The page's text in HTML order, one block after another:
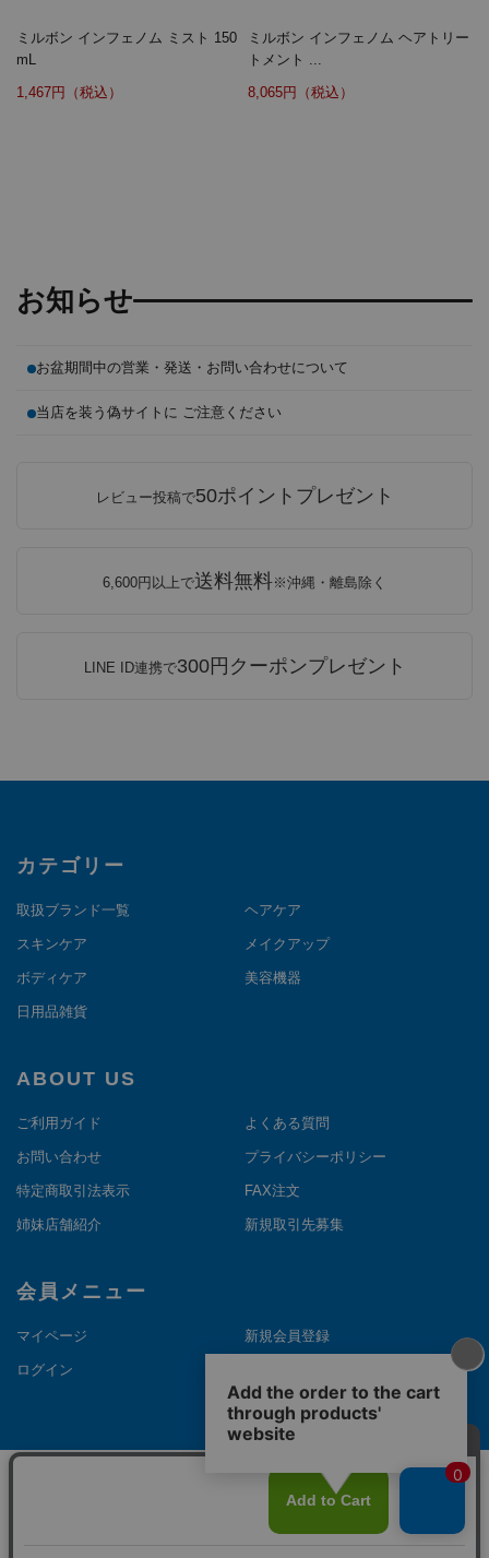
ミルボン インフェノム ミスト 150
mL
1,467円（税込）
ミルボン インフェノム ヘアトリー
トメント ...
8,065円（税込）
お知らせ
お盆期間中の営業・発送・お問い合わせについて
当店を装う偽サイトに ご注意ください
レビュー投稿で50ポイントプレゼント
6,600円以上で送料無料※沖縄・離島除く
LINE ID連携で300円クーポンプレゼント
カテゴリー
取扱ブランド一覧 ヘアケア
スキンケア メイクアップ
ボディケア 美容機器
日用品雑貨
ABOUT US
ご利用ガイド よくある質問
お問い合わせ プライバシーポリシー
特定商取引法表示 FAX注文
姉妹店舗紹介 新規取引先募集
会員メニュー
マイページ 新規会員登録
ログイン